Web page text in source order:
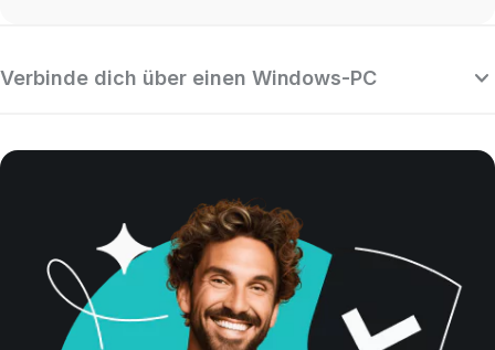
Verbinde dich über einen Windows-PC